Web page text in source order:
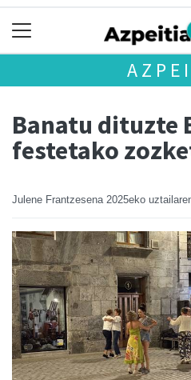
Banatu dituzte
festetako
Julene Frantzesena 2025eko